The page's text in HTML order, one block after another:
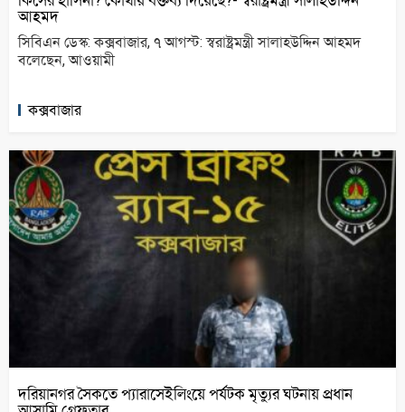
আহমদ
সিবিএন ডেস্ক: কক্সবাজার, ৭ আগস্ট: স্বরাষ্ট্রমন্ত্রী সালাহউদ্দিন আহমদ
বলেছেন, আওয়ামী
কক্সবাজার
দরিয়ানগর সৈকতে প্যারাসেইলিংয়ে পর্যটক মৃত্যুর ঘটনায় প্রধান